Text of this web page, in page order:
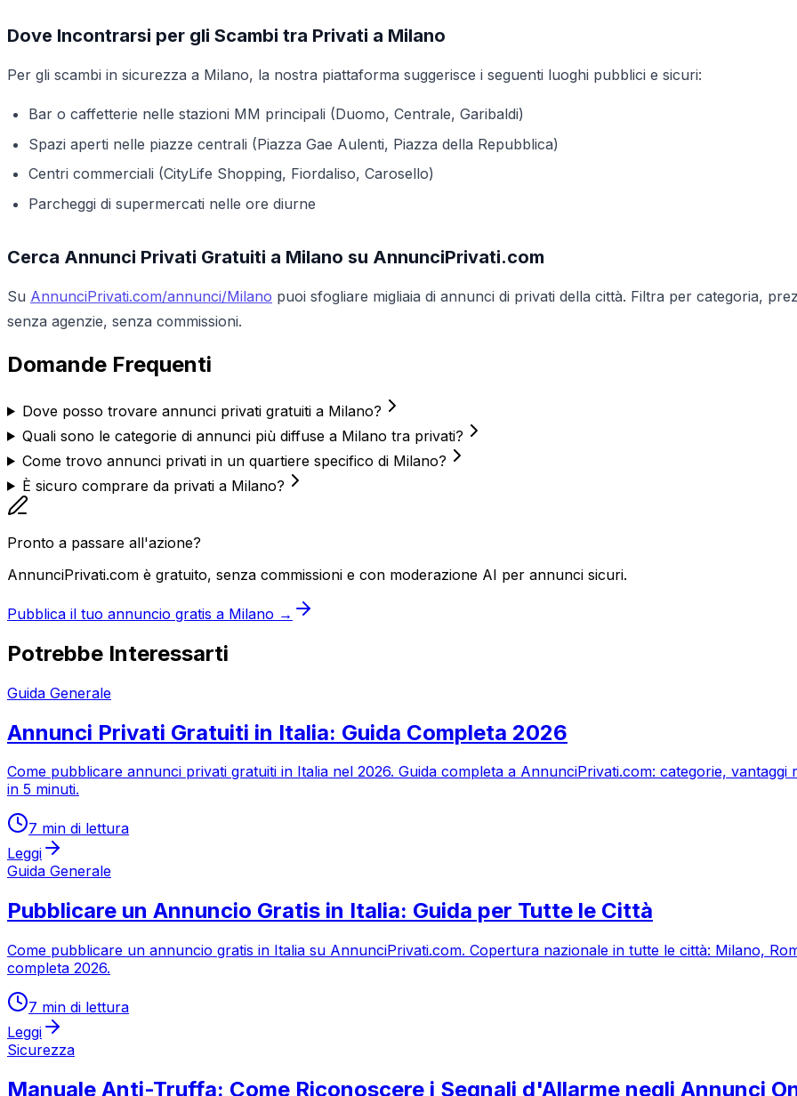
Dove Incontrarsi per gli Scambi tra Privati a Milano
Per gli scambi in sicurezza a Milano, la nostra piattaforma suggerisce i seguenti luoghi pubblici e sicuri:
Bar o caffetterie nelle stazioni MM principali (Duomo, Centrale, Garibaldi)
Spazi aperti nelle piazze centrali (Piazza Gae Aulenti, Piazza della Repubblica)
Centri commerciali (CityLife Shopping, Fiordaliso, Carosello)
Parcheggi di supermercati nelle ore diurne
Cerca Annunci Privati Gratuiti a Milano su AnnunciPrivati.com
Su AnnunciPrivati.com/annunci/Milano puoi sfogliare migliaia di annunci di privati della città. Filtra per categoria,
senza agenzie, senza commissioni.
Domande Frequenti
Dove posso trovare annunci privati gratuiti a Milano?
Quali sono le categorie di annunci più diffuse a Milano tra privati?
Come trovo annunci privati in un quartiere specifico di Milano?
È sicuro comprare da privati a Milano?
Pronto a passare all'azione?
AnnunciPrivati.com è gratuito, senza commissioni e con moderazione AI per annunci sicuri.
Pubblica il tuo annuncio gratis a Milano →
Potrebbe Interessarti
Guida Generale
Annunci Privati Gratuiti in Italia: Guida Completa 2026
Come pubblicare annunci privati gratuiti in Italia nel 2026. Guida completa a AnnunciPrivati.com: categorie,
in 5 minuti.
7 min di lettura
Leggi
Guida Generale
Pubblicare un Annuncio Gratis in Italia: Guida per Tutte le Città
Come pubblicare un annuncio gratis in Italia su AnnunciPrivati.com. Copertura nazionale in tutte le città: Milano,
completa 2026.
7 min di lettura
Leggi
Sicurezza
Manuale Anti-Truffa: Come Riconoscere i Segnali d'Allarme negli Annunci